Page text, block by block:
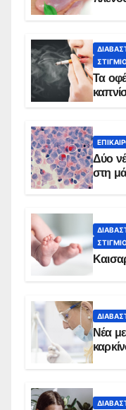
Τα
Δύο
στη
Νέα